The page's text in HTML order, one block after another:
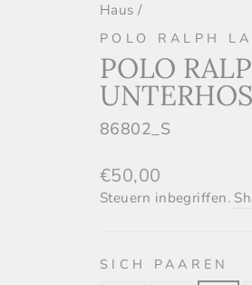
Haus /
POLO RALPH
POLO
86802_S
Normaler
Preis
€50,00
Steuern inbegriffen.
SICH PAAREN